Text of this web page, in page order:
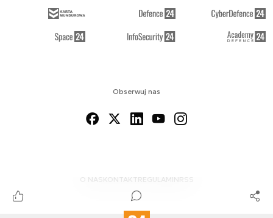
Obserwuj nas
O NAS KONTAKTREGULAMINRSS